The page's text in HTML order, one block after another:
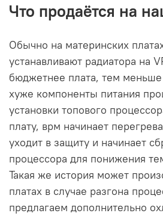
Что продаётся на
Обычно на материнских
устанавливают радиатора на
бюджетнее плата, тем меньше
хуже компоненты питания
установки топового
плату, врм начинает
уходит в защиту и начинает
процессора для понижения
Такая же история может
платах в случае разгона
предлагаем дополнительно